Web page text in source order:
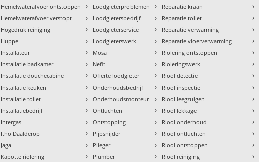
Hemelwaterafvoer ontstoppen
Hemelwaterafvoer verstopt
Hogedruk reiniging
Huppe
Installateur
Installatie badkamer
Installatie douchecabine
Installatie keuken
Installatie toilet
Installatiebedrijf
Intergas
Itho Daalderop
Jaga
Kapotte riolering
› Loodgieterproblemen
› Loodgietersbedrijf
› Loodgieterservice
› Loodgieterswerk
› Mosa
› Nefit
› Offerte loodgieter
› Onderhoudsbedrijf
› Onderhoudsmonteur
› Ontluchten
› Ontstopping
› Pijpsnijder
› Plieger
› Plumber
› Reparatie kraan
› Reparatie toilet
› Reparatie verwarming
› Reparatie vloerverwarming
› Riolering ontstoppen
› Rioleringswerk
› Riool detectie
› Riool inspectie
› Riool leegzuigen
› Riool lekkage
› Riool onderhoud
› Riool ontluchten
› Riool ontstoppen
› Riool reiniging
›
›
›
›
›
›
›
›
›
›
›
›
›
›